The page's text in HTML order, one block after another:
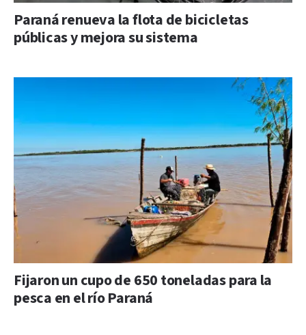
Paraná renueva la flota de bicicletas
públicas y mejora su sistema
Fijaron un cupo de 650 toneladas para la
pesca en el río Paraná